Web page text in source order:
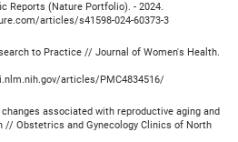
Reports (Nature Portfolio). - 2024.
articles/s41598-024-60373-3
to Practice // Journal of Women's Health.
articles/PMC4834516/
associated with reproductive aging and
// Obstetrics and Gynecology Clinics of North